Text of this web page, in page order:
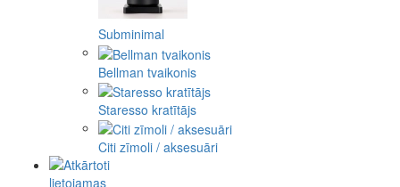
Subminimal
Bellman tvaikonis
Staresso kratītājs
Citi zīmoli / aksesuāri